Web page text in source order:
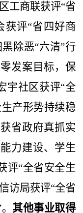
工商联获评“省
获评“省四好商
黑除恶“六清”行
发案目标，保
宇社区获评“全
产形势持续稳
省政府真抓实
力建设、学生
评“全省安全生
访局获评“全省
其他事业取得